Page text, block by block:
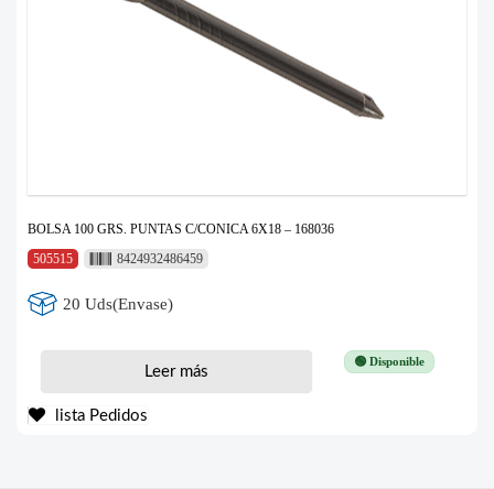
BOLSA 100 GRS. PUNTAS C/CONICA 6X18 – 168036
505515
8424932486459
20 Uds(Envase)
🟢 Disponible
Leer más
lista Pedidos